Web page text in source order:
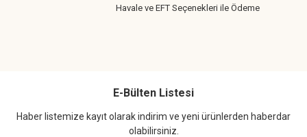
Havale ve EFT Seçenekleri ile Ödeme
E-Bülten Listesi
Haber listemize kayıt olarak indirim ve yeni ürünlerden haberdar
olabilirsiniz.